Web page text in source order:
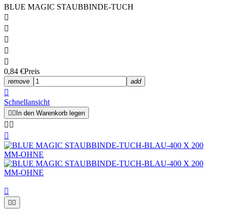
BLUE MAGIC STAUBBINDE-TUCH





0,84 €Preis
remove add

Schnellansicht
In den Warenkorb legen
 


